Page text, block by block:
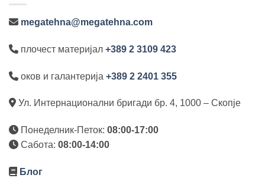
megatehna@megatehna.com
плочест материјал +389 2 3109 423
оков и галантерија +389 2 2401 355
Ул. Интернационални бригади бр. 4, 1000 – Скопје
Понеделник-Петок: 08:00-17:00
Сабота: 08:00-14:00
Блог